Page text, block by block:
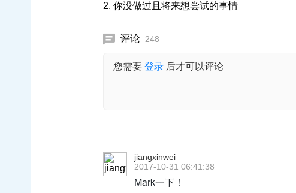
2. 你没做过且将来想尝试的事情
评论 248
您需要 登录 后才可以评论
jiangxinwei
2017-10-31 06:41:38
Mark一下！